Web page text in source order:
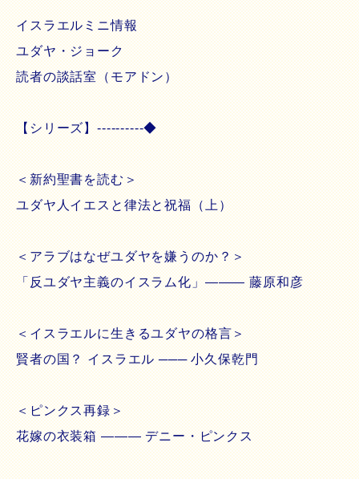
イスラエルミニ情報
ユダヤ・ジョーク
読者の談話室（モアドン）
【シリーズ】----------◆
＜新約聖書を読む＞
ユダヤ人イエスと律法と祝福（上）
＜アラブはなぜユダヤを嫌うのか？＞
「反ユダヤ主義のイスラム化」――― 藤原和彦
＜イスラエルに生きるユダヤの格言＞
賢者の国？ イスラエル ─── 小久保乾門
＜ピンクス再録＞
花嫁の衣装箱 ――― デニー・ピンクス